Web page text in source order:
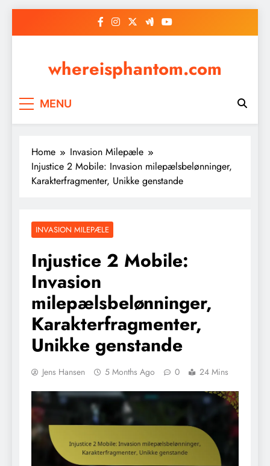
whereisphantom.com
MENU
Home
Invasion Milepæle
Injustice 2 Mobile: Invasion milepælsbelønninger,
Karakterfragmenter, Unikke genstande
INVASION MILEPÆLE
Injustice 2 Mobile:
Invasion
milepælsbelønninger,
Karakterfragmenter,
Unikke genstande
Jens Hansen 5 Months Ago 0 24 Mins